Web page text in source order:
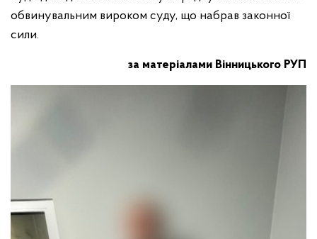
обвинувальним вироком суду, що набрав законної
сили.
за матеріалами Вінницького РУП